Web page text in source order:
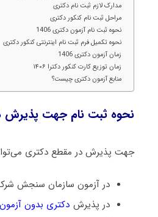
مدارک لازم ثبت نام دکتری
مراحل ثبت نام کنکور دکتری
نحوه ثبت نام آزمون دکتری 1406
نحوه تکمیل فرم ثبت نام اینترنتی کنکور دکتری
زمان آزمون دکتری 1406
زمان توزیع کارت کنکور دکترا ۱۴۰۶
منابع آزمون دکتری چیست؟
نحوه ثبت نام جهت پذیرش
جهت پذیرش در مقطع دکتری
در آزمون سازمان سنجش
در پذیرش دکتری بدون